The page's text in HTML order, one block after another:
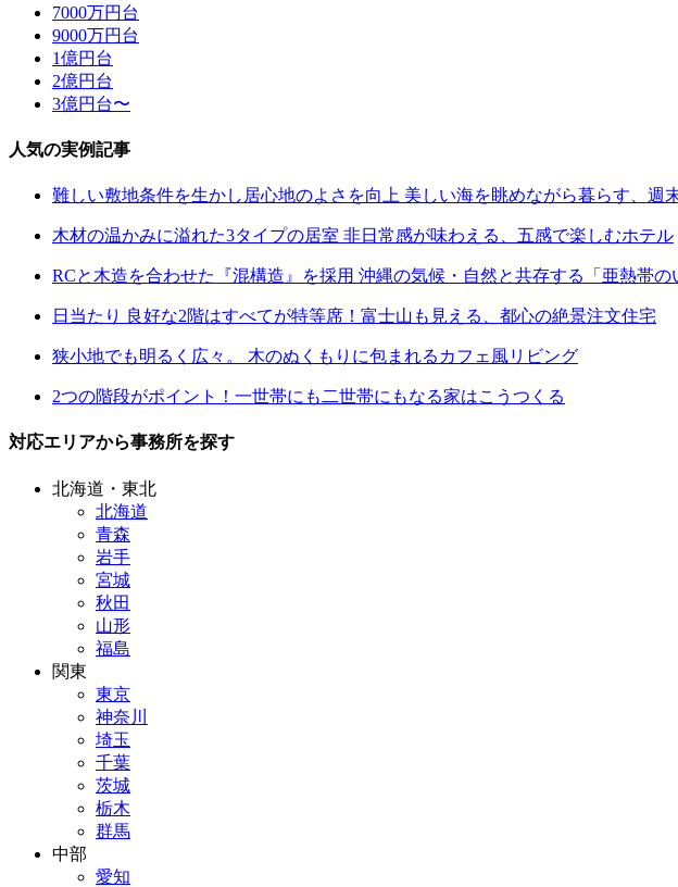
7000万円台
9000万円台
1億円台
2億円台
3億円台〜
人気の実例記事
難しい敷地条件を生かし居心地のよさを向上 美しい海を眺めながら暮らす、週
木材の温かみに溢れた3タイプの居室 非日常感が味わえる、五感で楽しむホテル
RCと木造を合わせた『混構造』を採用 沖縄の気候・自然と共存する「亜熱帯の
日当たり 良好な2階はすべてが特等席！富士山も見える、都心の絶景注文住宅
狭小地でも明るく広々。 木のぬくもりに包まれるカフェ風リビング
2つの階段がポイント！一世帯にも二世帯にもなる家はこうつくる
対応エリアから事務所を探す
北海道・東北
北海道
青森
岩手
宮城
秋田
山形
福島
関東
東京
神奈川
埼玉
千葉
茨城
栃木
群馬
中部
愛知